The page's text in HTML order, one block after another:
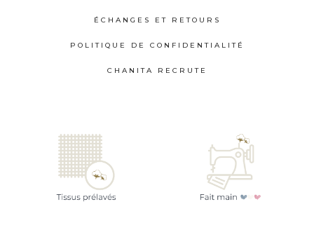
ÉCHANGES ET RETOURS
POLITIQUE DE CONFIDENTIALITÉ
CHANITA RECRUTE